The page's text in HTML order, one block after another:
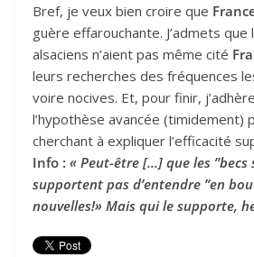
Bref, je veux bien croire que
guère effarouchante. J’admets
alsaciens n’aient pas même cité
leurs recherches des fréquences
voire nocives. Et, pour finir,
l’hypothèse avancée (timidement)
cherchant à expliquer l’efficacité
Info : « Peut-être […] que les ”becs
supportent pas d’entendre ”en
nouvelles!» Mais qui le supporte,